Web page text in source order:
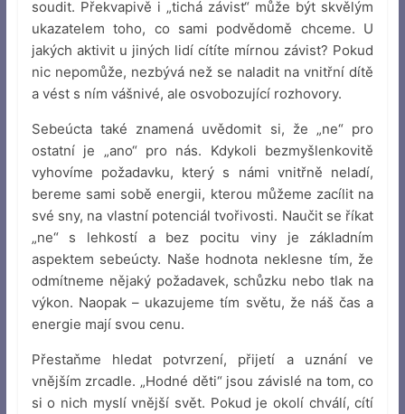
soudit. Překvapivě i „tichá závist“ může být skvělým
ukazatelem toho, co sami podvědomě chceme. U
jakých aktivit u jiných lidí cítíte mírnou závist? Pokud
nic nepomůže, nezbývá než se naladit na vnitřní dítě
a vést s ním vášnivé, ale osvobozující rozhovory.
Sebeúcta také znamená uvědomit si, že „ne“ pro
ostatní je „ano“ pro nás. Kdykoli bezmyšlenkovitě
vyhovíme požadavku, který s námi vnitřně neladí,
bereme sami sobě energii, kterou můžeme zacílit na
své sny, na vlastní potenciál tvořivosti. Naučit se říkat
„ne“ s lehkostí a bez pocitu viny je základním
aspektem sebeúcty. Naše hodnota neklesne tím, že
odmítneme nějaký požadavek, schůzku nebo tlak na
výkon. Naopak – ukazujeme tím světu, že náš čas a
energie mají svou cenu.
Přestaňme hledat potvrzení, přijetí a uznání ve
vnějším zrcadle. „Hodné děti“ jsou závislé na tom, co
si o nich myslí vnější svět. Pokud je okolí chválí, cítí